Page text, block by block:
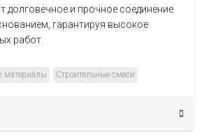
долговечное и прочное соединение
гарантируя высокое
работ.
материалы Строительные смеси